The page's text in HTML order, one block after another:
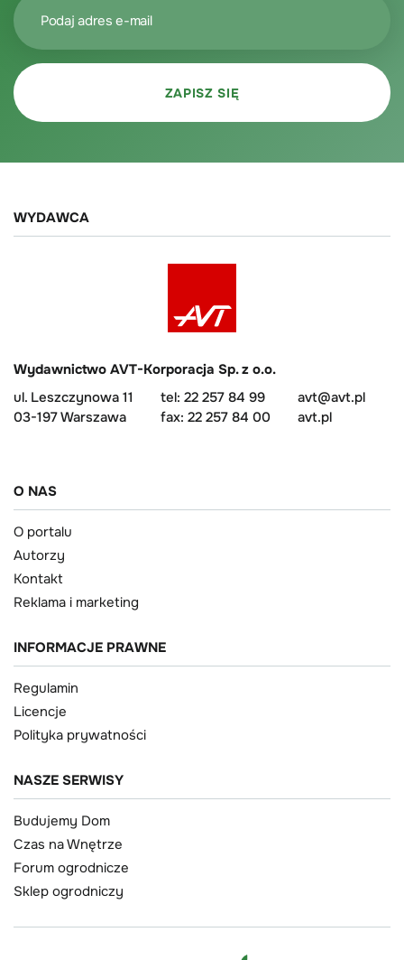
WYDAWCA
Wydawnictwo AVT-Korporacja Sp. z o.o.
ul. Leszczynowa 11
03-197 Warszawa
tel: 22 257 84 99
fax: 22 257 84 00
avt@avt.pl
avt.pl
O NAS
O portalu
Autorzy
Kontakt
Reklama i marketing
INFORMACJE PRAWNE
Regulamin
Licencje
Polityka prywatności
NASZE SERWISY
Budujemy Dom
Czas na Wnętrze
Forum ogrodnicze
Sklep ogrodniczy